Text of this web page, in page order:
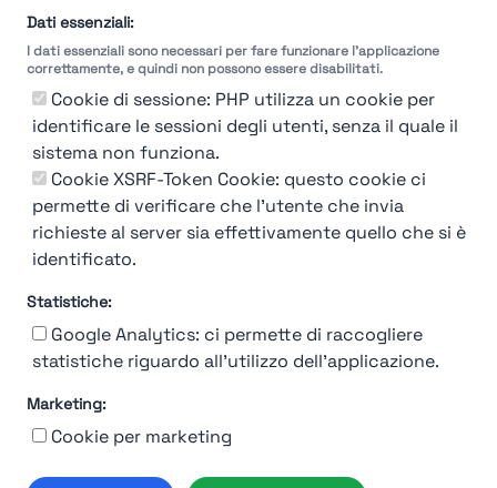
Dati essenziali:
I dati essenziali sono necessari per fare funzionare l'applicazione
correttamente, e quindi non possono essere disabilitati.
Cookie di sessione: PHP utilizza un cookie per
identificare le sessioni degli utenti, senza il quale il
sistema non funziona.
Cookie XSRF-Token Cookie: questo cookie ci
permette di verificare che l'utente che invia
richieste al server sia effettivamente quello che si è
identificato.
Statistiche:
Google Analytics: ci permette di raccogliere
statistiche riguardo all'utilizzo dell'applicazione.
Marketing:
Cookie per marketing
You're Not logged in
LoginorIscrivitiper vedere
Termini e Condizioni
© 2019-2026 Stupendio. Tutti i diritti riservati | Smarteris S.r.l. P.IVA